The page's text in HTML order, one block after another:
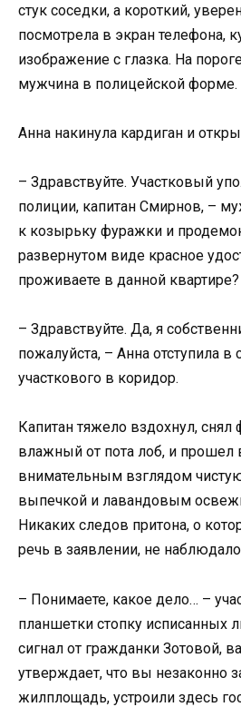
стук соседки, а короткий,
посмотрела в экран телефона,
изображение с глазка. На
мужчина в полицейской форме.
Анна накинула кардиган и
– Здравствуйте. Участковый
полиции, капитан Смирнов, –
к козырьку фуражки и
развернутом виде красное
проживаете в данной квартире?
– Здравствуйте. Да, я
пожалуйста, – Анна отступила в
участкового в коридор.
Капитан тяжело вздохнул,
влажный от пота лоб, и прошел
внимательным взглядом
выпечкой и лавандовым
Никаких следов притона, о
речь в заявлении, не
– Понимаете, какое дело… –
планшетки стопку исписанных
сигнал от гражданки Зотовой,
утверждает, что вы незаконно
жилплощадь, устроили здесь